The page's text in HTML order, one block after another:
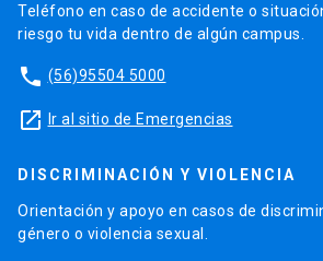
Teléfono en caso de accidente o
riesgo tu vida dentro de algún campus.
phone (56)95504 5000
launch Ir al sitio de Emergencias
DISCRIMINACIÓN Y VIOLENCIA
Orientación y apoyo en casos de
género o violencia sexual.